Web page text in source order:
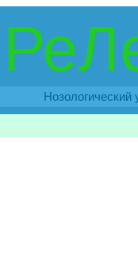
Нозологический